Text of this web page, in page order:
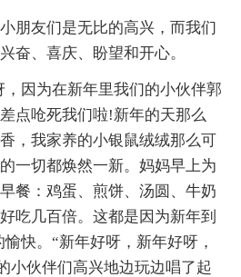
朋友们是无比的高兴，而我们
奋、喜庆、盼望和开心。
因为在新年里我们的小伙伴郭
点呛死我们啦!新年的天那么
，我家养的小银鼠绒绒那么可
一切都焕然一新。妈妈早上为
餐：鸡蛋、煎饼、汤圆、牛奶
吃几百倍。这都是因为新年到
快。“新年好呀，新年好呀，
小伙伴们高兴地边玩边唱了起